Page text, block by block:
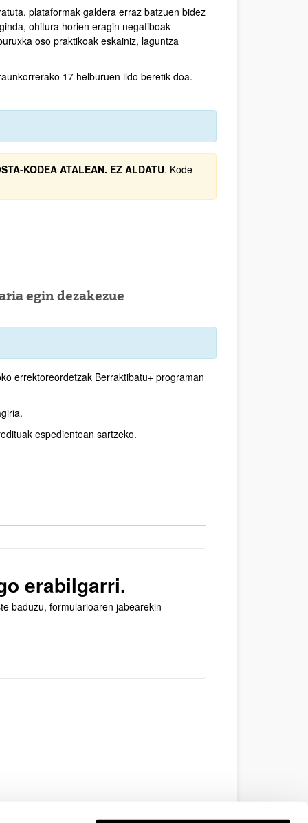
plataformak galdera erraz batzuen bidez
ohitura horien eragin negatiboak
oso praktikoak eskainiz, laguntza
17 helburuen ildo beretik doa.
KODEA ATALEAN. EZ ALDATU. Kode
egin dezakezue
errektoreordetzak Berraktibatu+ programan
espedientean sartzeko.
erabilgarri.
baduzu, formularioaren jabearekin